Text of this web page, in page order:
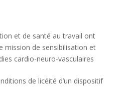
et de santé au travail ont
mission de sensibilisation et
cardio-neuro-vasculaires
de licéité d’un dispositif